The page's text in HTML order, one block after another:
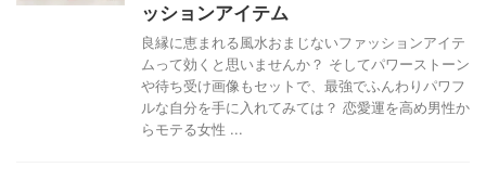
ッションアイテム
良縁に恵まれる風水おまじないファッションアイテ
ムって効くと思いませんか？ そしてパワーストーン
や待ち受け画像もセットで、最強でふんわりパワフ
ルな自分を手に入れてみては？ 恋愛運を高め男性か
らモテる女性 ...